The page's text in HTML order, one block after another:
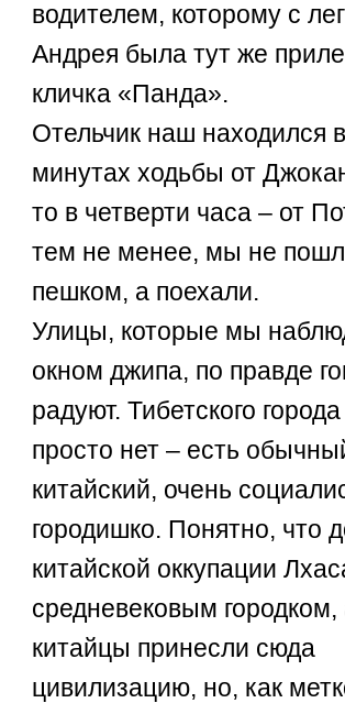
водителем, которому с
Андрея была тут же
кличка «Панда».
Отельчик наш находился
минутах ходьбы от
то в четверти часа – от
тем не менее, мы не
пешком, а поехали.
Улицы, которые мы
окном джипа, по правде
радуют. Тибетского
просто нет – есть
китайский, очень
городишко. Понятно, что
китайской оккупации
средневековым городком,
китайцы принесли сюда
цивилизацию, но, как